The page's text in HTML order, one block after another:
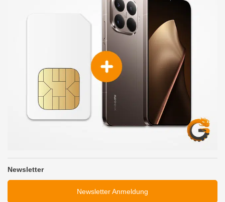
Newsletter
Newsletter Anmeldung